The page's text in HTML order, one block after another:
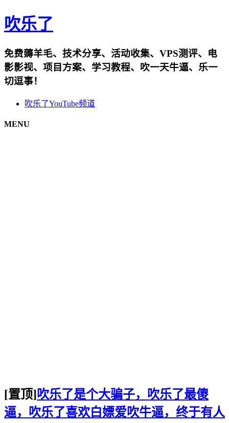
吹乐了
免费薅羊毛、技术分享、活动收集、VPS测评、电
影影视、项目方案、学习教程、吹一天牛逼、乐一
切逗事！
吹乐了YouTube频道
MENU
[置顶]吹乐了是个大骗子，吹乐了最傻
逼，吹乐了喜欢白嫖爱吹牛逼，终于有人